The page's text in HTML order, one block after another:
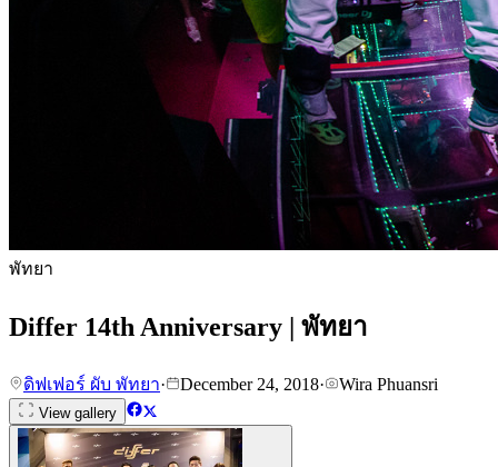
พัทยา
Differ 14th Anniversary | พัทยา
ดิฟเฟอร์ ผับ พัทยา· December 24, 2018· Wira Phuansri
View gallery